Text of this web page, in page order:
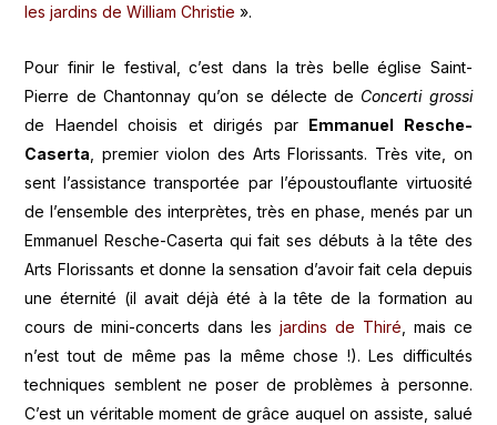
les jardins de William Christie ».
Pour finir le festival, c’est dans la très belle église Saint-
Pierre de Chantonnay qu’on se délecte de Concerti grossi
de Haendel choisis et dirigés par
Emmanuel Resche-
Caserta, premier violon des Arts Florissants. Très vite, on
sent l’assistance transportée par l’époustouflante virtuosité
de l’ensemble des interprètes, très en phase, menés par un
Emmanuel Resche-Caserta qui fait ses débuts à la tête des
Arts Florissants et donne la sensation d’avoir fait cela depuis
une éternité (il avait déjà été à la tête de la formation au
cours de mini-concerts dans les jardins de Thiré, mais ce
n’est tout de même pas la même chose !). Les difficultés
techniques semblent ne poser de problèmes à personne.
C’est un véritable moment de grâce auquel on assiste, salué